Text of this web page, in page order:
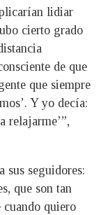
lidiar
cierto grado
de que
que siempre
Y yo decía:
relajarme’”,
sus seguidores:
que son tan
cuando quiero